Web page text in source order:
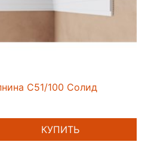
C51/100 Солид
КУПИТЬ